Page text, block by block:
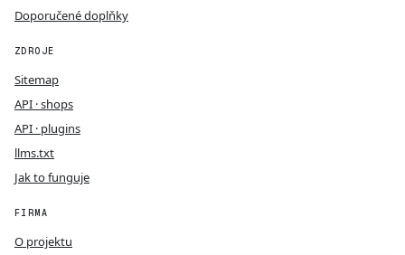
Doporučené doplňky
ZDROJE
Sitemap
API · shops
API · plugins
llms.txt
Jak to funguje
FIRMA
O projektu